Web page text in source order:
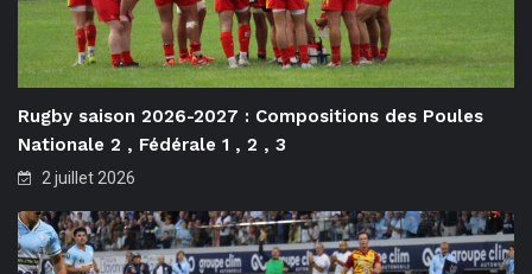
Rugby saison 2026-2027 : Compositions des Poules
Nationale 2 , Fédérale 1 , 2 , 3
2 juillet 2026